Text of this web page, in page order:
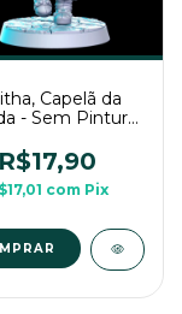
Capelã da
- Sem Pintura,
Rpg de Mesa
R$17,90
com Pix